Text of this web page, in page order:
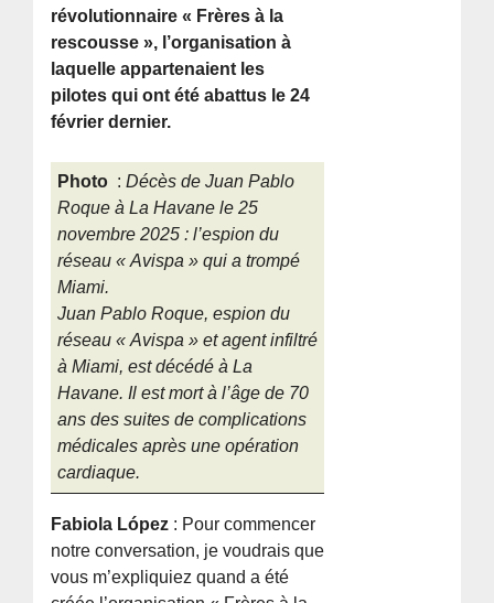
révolutionnaire « Frères à la
rescousse », l’organisation à
laquelle appartenaient les
pilotes qui ont été abattus le 24
février dernier.
Photo :Décès de Juan Pablo
Roque à La Havane le 25
novembre 2025 : l’espion du
réseau « Avispa » qui a trompé
Miami.
Juan Pablo Roque, espion du
réseau « Avispa » et agent infiltré
à Miami, est décédé à La
Havane. Il est mort à l’âge de 70
ans des suites de complications
médicales après une opération
cardiaque.
Fabiola López : Pour commencer
notre conversation, je voudrais que
vous m’expliquiez quand a été